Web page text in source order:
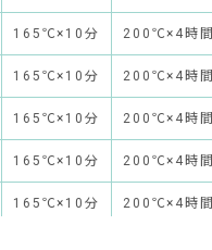
165℃×10分 200℃×4時間
165℃×10分 200℃×4時間
165℃×10分 200℃×4時間
165℃×10分 200℃×4時間
165℃×10分 200℃×4時間